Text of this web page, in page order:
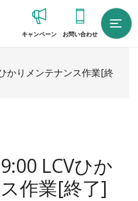
キャンペーン お問い合わせ
かりメンテナンス作業[終
LCVひか
作業[終了]